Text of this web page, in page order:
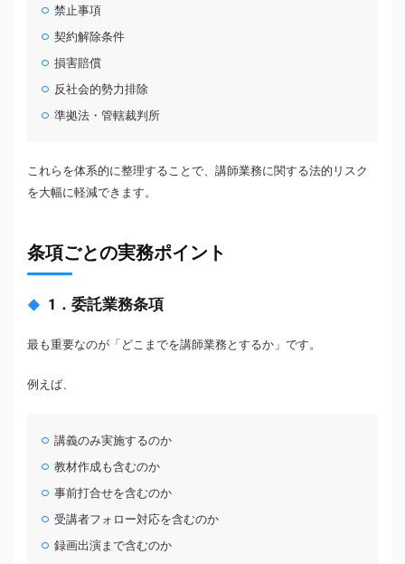
禁止事項
契約解除条件
損害賠償
反社会的勢力排除
準拠法・管轄裁判所
これらを体系的に整理することで、講師業務に関する法的リスク
を大幅に軽減できます。
条項ごとの実務ポイント
1．委託業務条項
最も重要なのが「どこまでを講師業務とするか」です。
例えば、
講義のみ実施するのか
教材作成も含むのか
事前打合せを含むのか
受講者フォロー対応を含むのか
録画出演まで含むのか